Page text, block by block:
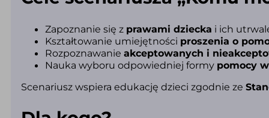
Zapoznanie się z prawami dziecka i ich
Kształtowanie umiejętności proszenia o
Rozpoznawanieakceptowanych i
Nauka wyboru odpowiedniej formy pomocy
Scenariusz wspiera edukację dzieci zgodnie ze